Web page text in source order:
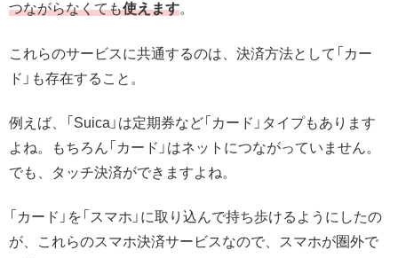
つながらなくても使えます。
これらのサービスに共通するのは、決済方法として「カー
ド」も存在すること。
例えば、「Suica」は定期券など「カード」タイプもあります
よね。もちろん「カード」はネットにつながっていません。
でも、タッチ決済ができますよね。
「カード」を「スマホ」に取り込んで持ち歩けるようにしたの
が、これらのスマホ決済サービスなので、スマホが圏外で